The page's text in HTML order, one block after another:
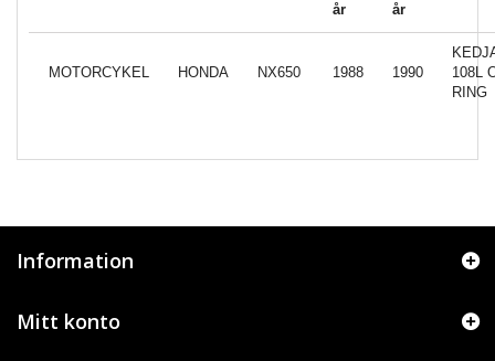
år
år
MOTORCYKEL HONDA NX650 1988 1990
108L
RING
Information
Mitt konto